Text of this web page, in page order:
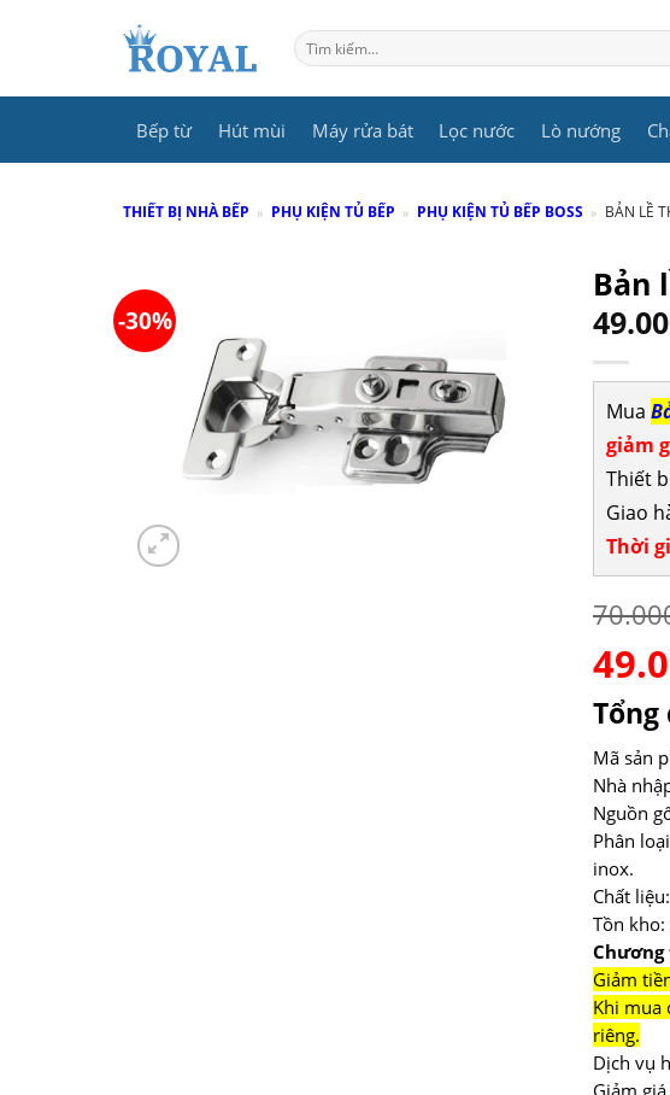
Tìm
kiếm:
Bếp từ Hút mùi Máy rửa bát Lọc nước Lò nướng
THIẾT BỊ NHÀ BẾP » PHỤ KIỆN TỦ BẾP » PHỤ KIỆN TỦ BẾP BOSS » BẢN LỀ
-30%
Bản
Mua
giảm
Thiết
Giao
Thời
Giá
gốc
là:
Tổng
Mã sản
Nhà
Nguồn
Phân
inox.
Chất
Tồn
Giảm
Khi mua
riêng.
Dịch vụ